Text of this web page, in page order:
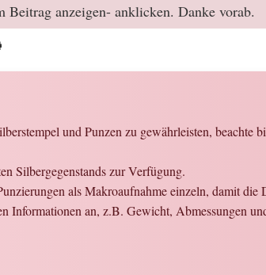
anzeigen- anklicken. Danke vorab.
und Punzen zu gewährleisten, beachte
Silbergegenstands zur Verfügung.
als Makroaufnahme einzeln, damit die
Informationen an, z.B. Gewicht, Abmessungen